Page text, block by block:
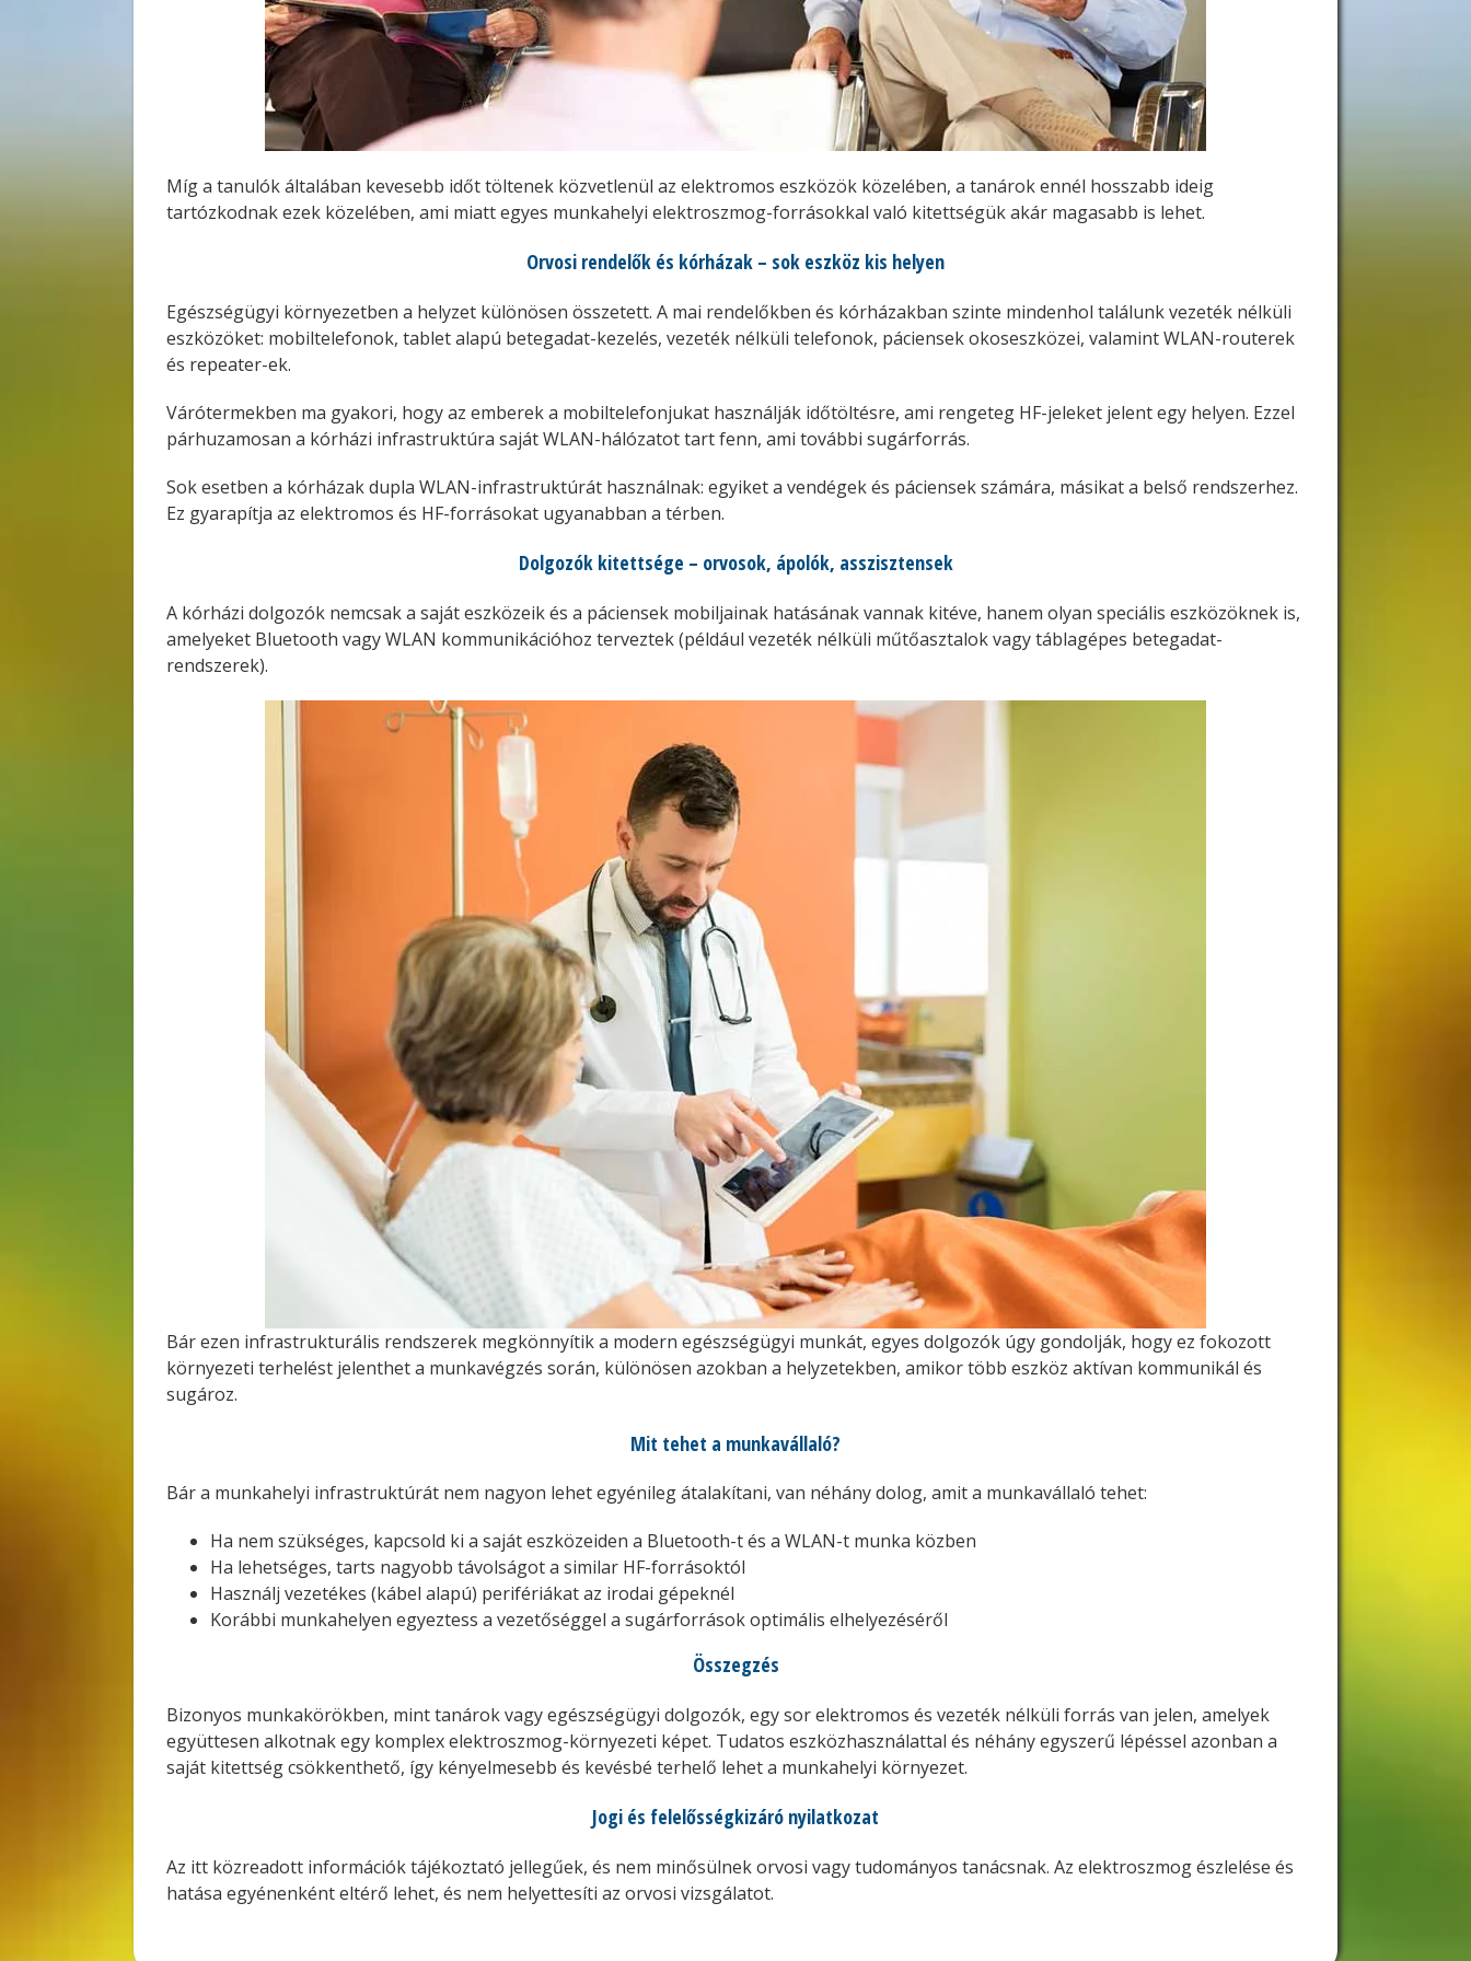
Míg a tanulók általában kevesebb időt töltenek közvetlenül az elektromos eszközök közelében, a tanárok ennél hosszabb ideig
tartózkodnak ezek közelében, ami miatt egyes munkahelyi elektroszmog-forrásokkal való kitettségük akár magasabb is lehet.
Orvosi rendelők és kórházak – sok eszköz kis helyen
Egészségügyi környezetben a helyzet különösen összetett. A mai rendelőkben és kórházakban szinte mindenhol találunk vezeték nélküli
eszközöket: mobiltelefonok, tablet alapú betegadat-kezelés, vezeték nélküli telefonok, páciensek okoseszközei, valamint WLAN-routerek
és repeater-ek.
Várótermekben ma gyakori, hogy az emberek a mobiltelefonjukat használják időtöltésre, ami rengeteg HF-jeleket jelent egy helyen. Ezzel
párhuzamosan a kórházi infrastruktúra saját WLAN-hálózatot tart fenn, ami további sugárforrás.
Sok esetben a kórházak dupla WLAN-infrastruktúrát használnak: egyiket a vendégek és páciensek számára, másikat a belső rendszerhez.
Ez gyarapítja az elektromos és HF-forrásokat ugyanabban a térben.
Dolgozók kitettsége – orvosok, ápolók, asszisztensek
A kórházi dolgozók nemcsak a saját eszközeik és a páciensek mobiljainak hatásának vannak kitéve, hanem olyan speciális eszközöknek is,
amelyeket Bluetooth vagy WLAN kommunikációhoz terveztek (például vezeték nélküli műtőasztalok vagy táblagépes betegadat-
rendszerek).
Bár ezen infrastrukturális rendszerek megkönnyítik a modern egészségügyi munkát, egyes dolgozók úgy gondolják, hogy ez fokozott
környezeti terhelést jelenthet a munkavégzés során, különösen azokban a helyzetekben, amikor több eszköz aktívan kommunikál és
sugároz.
Mit tehet a munkavállaló?
Bár a munkahelyi infrastruktúrát nem nagyon lehet egyénileg átalakítani, van néhány dolog, amit a munkavállaló tehet:
Ha nem szükséges, kapcsold ki a saját eszközeiden a Bluetooth-t és a WLAN-t munka közben
Ha lehetséges, tarts nagyobb távolságot a similar HF-forrásoktól
Használj vezetékes (kábel alapú) perifériákat az irodai gépeknél
Korábbi munkahelyen egyeztess a vezetőséggel a sugárforrások optimális elhelyezéséről
Összegzés
Bizonyos munkakörökben, mint tanárok vagy egészségügyi dolgozók, egy sor elektromos és vezeték nélküli forrás van jelen, amelyek
együttesen alkotnak egy komplex elektroszmog-környezeti képet. Tudatos eszközhasználattal és néhány egyszerű lépéssel azonban a
saját kitettség csökkenthető, így kényelmesebb és kevésbé terhelő lehet a munkahelyi környezet.
Jogi és felelősségkizáró nyilatkozat
Az itt közreadott információk tájékoztató jellegűek, és nem minősülnek orvosi vagy tudományos tanácsnak. Az elektroszmog észlelése és
hatása egyénenként eltérő lehet, és nem helyettesíti az orvosi vizsgálatot.